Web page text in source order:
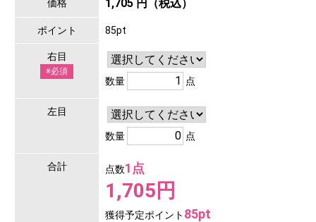
価格 1,705 円（税込）
ポイント 85pt
右目
※必須
数量 点
左目
数量 点
合計 点数1点
1,705円
獲得予定ポイント 85pt